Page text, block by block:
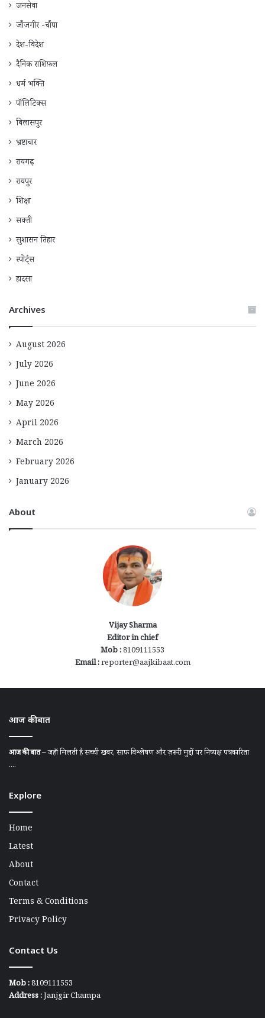
जनसेवा
जाँजगीर -चाँपा
देश-विदेश
दैनिक राशिफ़ल
धर्म भक्ति
पॉलिटिक्स
बिलासपुर
भ्रष्टाचार
रायगढ़
रायपुर
शिक्षा
सक्ती
सुशासन तिहार
स्पोर्ट्स
हादसा
Archives
August 2026
July 2026
June 2026
May 2026
April 2026
March 2026
February 2026
January 2026
About
Vijay Sharma
Editor in chief
Mob :8109111553
Email :reporter@aajkibaat.com
आज की बात
आज की बात– जहाँ मिलती है सच्ची खबर, साफ़ विश्लेषण और ज़रूरी मुद्दों पर निष्पक्ष पत्रकारिता
....
Explore
Home
Latest
About
Contact
Terms & Conditions
Privacy Policy
Contact Us
Mob :8109111553
Address :Janjgir Champa